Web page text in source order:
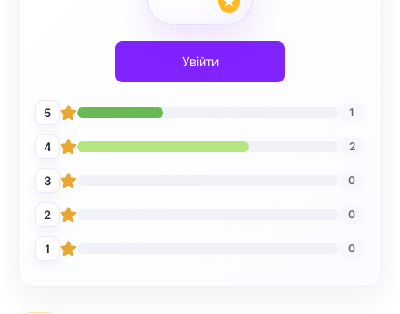
Увійти
5 1
4 2
3 0
2 0
1 0